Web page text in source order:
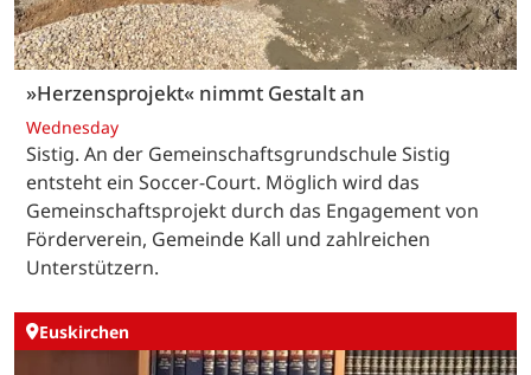
»Herzensprojekt« nimmt Gestalt an
Wednesday
Sistig. An der Gemeinschaftsgrundschule Sistig
entsteht ein Soccer-Court. Möglich wird das
Gemeinschaftsprojekt durch das Engagement von
Förderverein, Gemeinde Kall und zahlreichen
Unterstützern.
Euskirchen